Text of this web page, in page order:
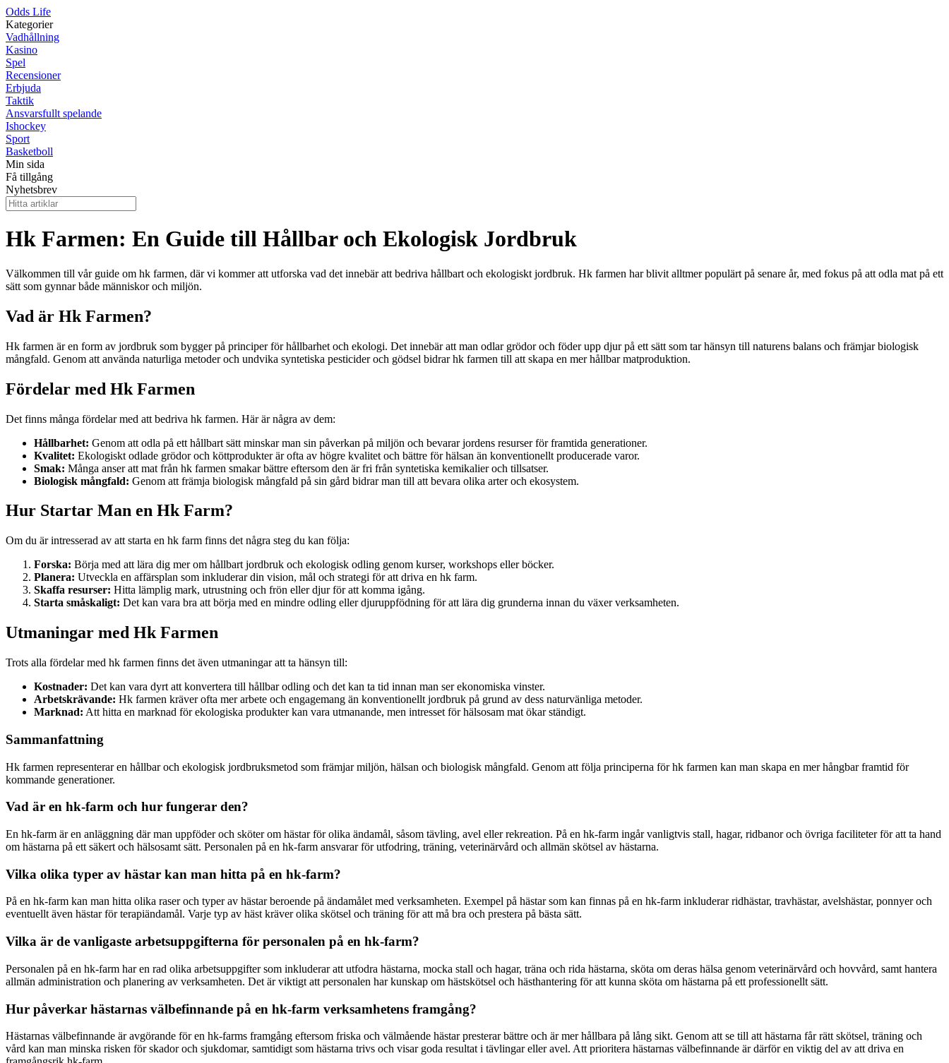
Odds Life
Kategorier
Vadhållning
Kasino
Spel
Recensioner
Erbjuda
Taktik
Ansvarsfullt spelande
Ishockey
Sport
Basketboll
Min sida
Få tillgång
Nyhetsbrev
Hk Farmen: En Guide till Hållbar och Ekologisk Jordbruk
Välkommen till vår guide om hk farmen, där vi kommer att utforska vad det innebär att bedriva hållbart och ekologiskt jordbruk. Hk farmen har blivit alltmer populärt på senare år, med fokus på att odla mat på ett
sätt som gynnar både människor och miljön.
Vad är Hk Farmen?
Hk farmen är en form av jordbruk som bygger på principer för hållbarhet och ekologi. Det innebär att man odlar grödor och föder upp djur på ett sätt som tar hänsyn till naturens balans och främjar biologisk
mångfald. Genom att använda naturliga metoder och undvika syntetiska pesticider och gödsel bidrar hk farmen till att skapa en mer hållbar matproduktion.
Fördelar med Hk Farmen
Det finns många fördelar med att bedriva hk farmen. Här är några av dem:
Hållbarhet: Genom att odla på ett hållbart sätt minskar man sin påverkan på miljön och bevarar jordens resurser för framtida generationer.
Kvalitet: Ekologiskt odlade grödor och köttprodukter är ofta av högre kvalitet och bättre för hälsan än konventionellt producerade varor.
Smak: Många anser att mat från hk farmen smakar bättre eftersom den är fri från syntetiska kemikalier och tillsatser.
Biologisk mångfald: Genom att främja biologisk mångfald på sin gård bidrar man till att bevara olika arter och ekosystem.
Hur Startar Man en Hk Farm?
Om du är intresserad av att starta en hk farm finns det några steg du kan följa:
Forska: Börja med att lära dig mer om hållbart jordbruk och ekologisk odling genom kurser, workshops eller böcker.
Planera: Utveckla en affärsplan som inkluderar din vision, mål och strategi för att driva en hk farm.
Skaffa resurser: Hitta lämplig mark, utrustning och frön eller djur för att komma igång.
Starta småskaligt: Det kan vara bra att börja med en mindre odling eller djuruppfödning för att lära dig grunderna innan du växer verksamheten.
Utmaningar med Hk Farmen
Trots alla fördelar med hk farmen finns det även utmaningar att ta hänsyn till:
Kostnader: Det kan vara dyrt att konvertera till hållbar odling och det kan ta tid innan man ser ekonomiska vinster.
Arbetskrävande: Hk farmen kräver ofta mer arbete och engagemang än konventionellt jordbruk på grund av dess naturvänliga metoder.
Marknad: Att hitta en marknad för ekologiska produkter kan vara utmanande, men intresset för hälsosam mat ökar ständigt.
Sammanfattning
Hk farmen representerar en hållbar och ekologisk jordbruksmetod som främjar miljön, hälsan och biologisk mångfald. Genom att följa principerna för hk farmen kan man skapa en mer hångbar framtid för
kommande generationer.
Vad är en hk-farm och hur fungerar den?
En hk-farm är en anläggning där man uppföder och sköter om hästar för olika ändamål, såsom tävling, avel eller rekreation. På en hk-farm ingår vanligtvis stall, hagar, ridbanor och övriga faciliteter för att ta hand
om hästarna på ett säkert och hälsosamt sätt. Personalen på en hk-farm ansvarar för utfodring, träning, veterinärvård och allmän skötsel av hästarna.
Vilka olika typer av hästar kan man hitta på en hk-farm?
På en hk-farm kan man hitta olika raser och typer av hästar beroende på ändamålet med verksamheten. Exempel på hästar som kan finnas på en hk-farm inkluderar ridhästar, travhästar, avelshästar, ponnyer och
eventuellt även hästar för terapiändamål. Varje typ av häst kräver olika skötsel och träning för att må bra och prestera på bästa sätt.
Vilka är de vanligaste arbetsuppgifterna för personalen på en hk-farm?
Personalen på en hk-farm har en rad olika arbetsuppgifter som inkluderar att utfodra hästarna, mocka stall och hagar, träna och rida hästarna, sköta om deras hälsa genom veterinärvård och hovvård, samt hantera
allmän administration och planering av verksamheten. Det är viktigt att personalen har kunskap om hästskötsel och hästhantering för att kunna sköta om hästarna på ett professionellt sätt.
Hur påverkar hästarnas välbefinnande på en hk-farm verksamhetens framgång?
Hästarnas välbefinnande är avgörande för en hk-farms framgång eftersom friska och välmående hästar presterar bättre och är mer hållbara på lång sikt. Genom att se till att hästarna får rätt skötsel, träning och
vård kan man minska risken för skador och sjukdomar, samtidigt som hästarna trivs och visar goda resultat i tävlingar eller avel. Att prioritera hästarnas välbefinnande är därför en viktig del av att driva en